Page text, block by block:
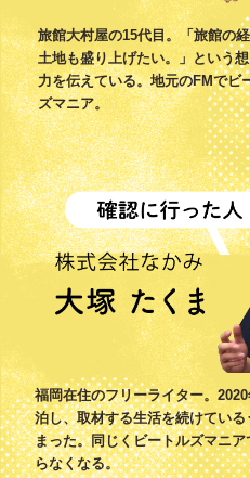
旅館大村屋の15代目。「旅館の
土地も盛り上げたい。」という
力を伝えている。地元のFMでビ
ズマニア。
福岡在住のフリーライター。
泊し、取材する生活を続けてい
まった。同じくビートルズマニ
らなくなる。